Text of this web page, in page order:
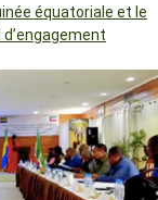
équatoriale et le